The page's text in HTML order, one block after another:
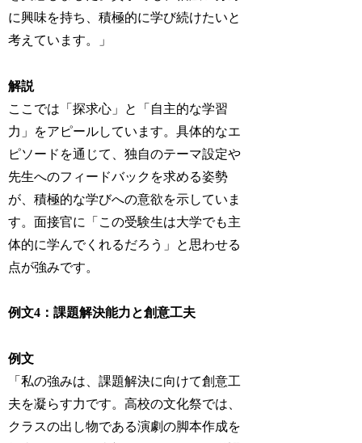
に興味を持ち、積極的に学び続けたいと
考えています。」
解説
ここでは「探求心」と「自主的な学習
力」をアピールしています。具体的なエ
ピソードを通じて、独自のテーマ設定や
先生へのフィードバックを求める姿勢
が、積極的な学びへの意欲を示していま
す。面接官に「この受験生は大学でも主
体的に学んでくれるだろう」と思わせる
点が強みです。
例文4：課題解決能力と創意工夫
例文
「私の強みは、課題解決に向けて創意工
夫を凝らす力です。高校の文化祭では、
クラスの出し物である演劇の脚本作成を